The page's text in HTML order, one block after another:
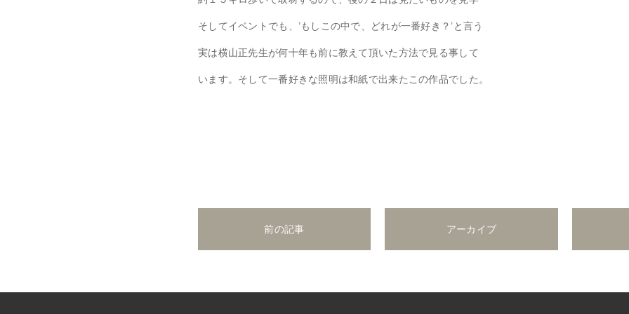
そしてイベントでも、’もしこの中で、どれが一番好き？’と言う
実は横山正先生が何十年も前に教えて頂いた方法で見る事して
います。そして一番好きな照明は和紙で出来たこの作品でした。
前の記事 アーカイブ